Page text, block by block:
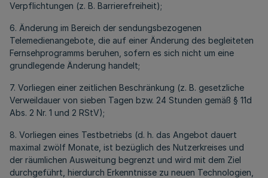
Verpflichtungen (z. B. Barrierefreiheit);
6. Änderung im Bereich der sendungsbezogenen
Telemedienangebote, die auf einer Änderung des begleiteten
Fernsehprogramms beruhen, sofern es sich nicht um eine
grundlegende Änderung handelt;
7. Vorliegen einer zeitlichen Beschränkung (z. B. gesetzliche
Verweildauer von sieben Tagen bzw. 24 Stunden gemäß § 11d
Abs. 2 Nr. 1 und 2 RStV);
8. Vorliegen eines Testbetriebs (d. h. das Angebot dauert
maximal zwölf Monate, ist bezüglich des Nutzerkreises und
der räumlichen Ausweitung begrenzt und wird mit dem Ziel
durchgeführt, hierdurch Erkenntnisse zu neuen Technologien,